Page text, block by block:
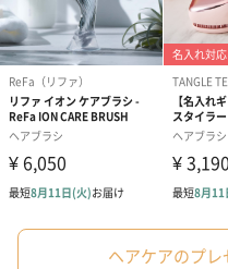
ヘアケアのプ